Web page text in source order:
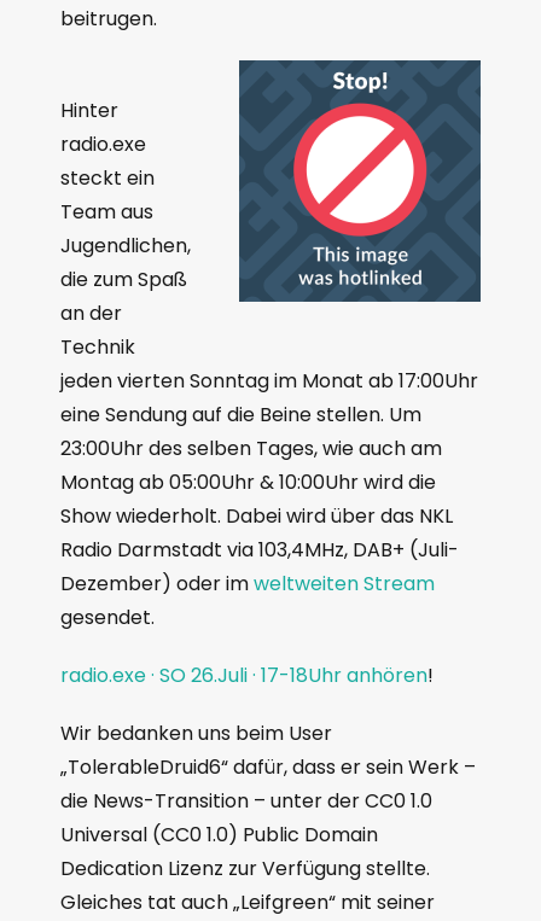
beitrugen.
Hinter
radio.exe
steckt ein
Team aus
Jugendlichen,
die zum Spaß
an der
Technik
jeden vierten Sonntag im Monat ab 17:00Uhr
eine Sendung auf die Beine stellen. Um
23:00Uhr des selben Tages, wie auch am
Montag ab 05:00Uhr & 10:00Uhr wird die
Show wiederholt. Dabei wird über das NKL
Radio Darmstadt via 103,4MHz, DAB+ (Juli-
Dezember) oder imweltweiten Stream
gesendet.
radio.exe · SO 26.Juli · 17-18Uhr anhören!
Wir bedanken uns beim User
„TolerableDruid6“ dafür, dass er sein Werk –
die News-Transition – unter der CC0 1.0
Universal (CC0 1.0) Public Domain
Dedication Lizenz zur Verfügung stellte.
Gleiches tat auch „Leifgreen“ mit seiner